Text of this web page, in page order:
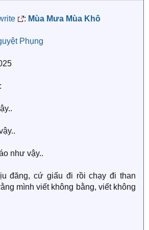
: Mùa Mưa Mùa Khô
Phụng
:
như vậy..
đăng, cứ giấu đi rồi chạy đi than
mình viết không bằng, viết không